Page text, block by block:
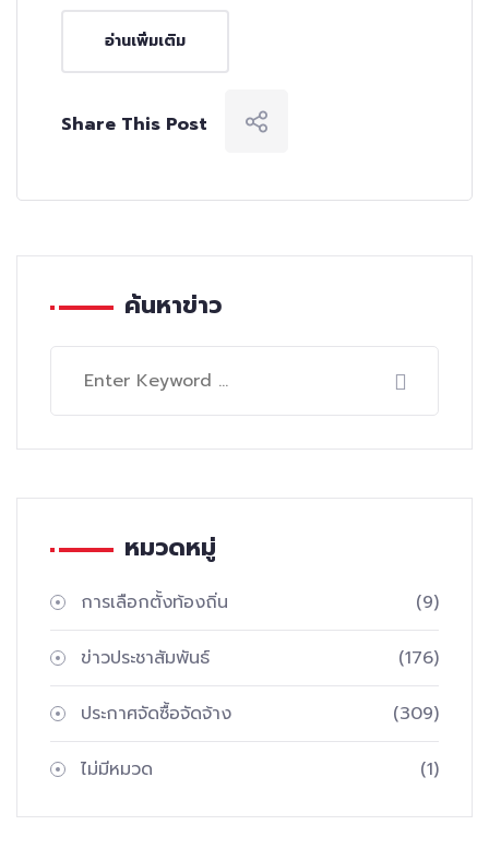
อ่านเพิ่มเติม
Share This Post
ค้นหาข่าว
หมวดหมู่
การเลือกตั้งท้องถิ่น (9)
ข่าวประชาสัมพันธ์ (176)
ประกาศจัดซื้อจัดจ้าง (309)
ไม่มีหมวด (1)